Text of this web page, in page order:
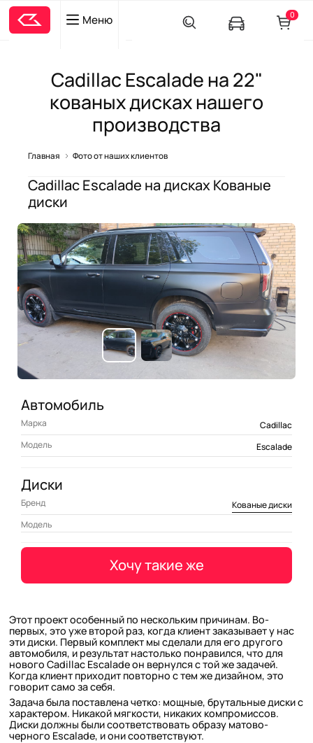
Меню 0
Cadillac Escalade на 22"
кованых дисках нашего
производства
Главная Фото от наших клиентов
Cadillac Escalade на дискахКованые
диски
Автомобиль
Марка
Cadillac
Модель
Escalade
Диски
Бренд
Кованые диски
Модель
Хочу такие же
Этот проект особенный по нескольким причинам. Во-
первых, это уже второй раз, когда клиент заказывает у нас
эти диски. Первый комплект мы сделали для его другого
автомобиля, и результат настолько понравился, что для
нового Cadillac Escalade он вернулся с той же задачей.
Когда клиент приходит повторно с тем же дизайном, это
говорит само за себя.
Задача была поставлена четко: мощные, брутальные диски с
характером. Никакой мягкости, никаких компромиссов.
Диски должны были соответствовать образу матово-
черного Escalade, и они соответствуют.